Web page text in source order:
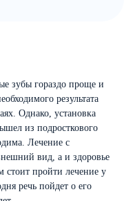
зубы гораздо проще и
результата
Однако, установка
из подросткового
Лечение с
вид, а и здоровье
пройти лечение у
речь пойдет о его